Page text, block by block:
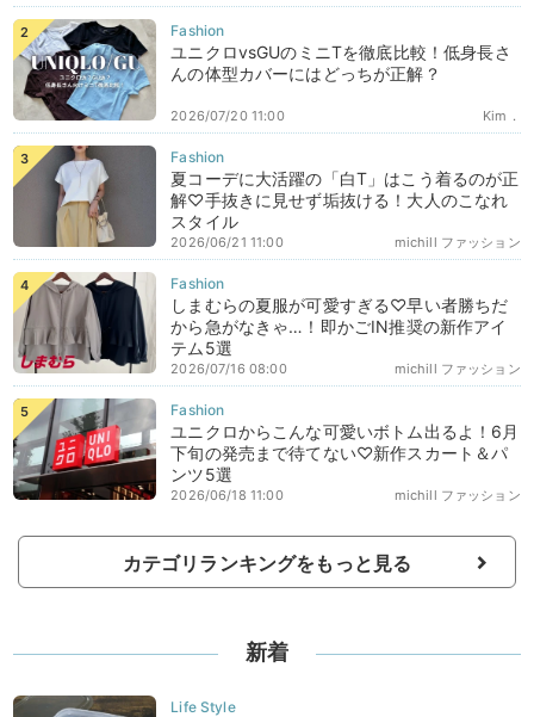
ユニクロvsGUのミニTを徹底比較！低身長さ
んの体型カバーにはどっちが正解？
Kim．
2026/07/20 11:00
夏コーデに大活躍の「白T」はこう着るのが正
解♡手抜きに見せず垢抜ける！大人のこなれ
スタイル
michill ファッション
2026/06/21 11:00
しまむらの夏服が可愛すぎる♡早い者勝ちだ
から急がなきゃ…！即かごIN推奨の新作アイ
テム5選
michill ファッション
2026/07/16 08:00
ユニクロからこんな可愛いボトム出るよ！6月
下旬の発売まで待てない♡新作スカート＆パ
ンツ5選
michill ファッション
2026/06/18 11:00
カテゴリランキングをもっと見る
新着